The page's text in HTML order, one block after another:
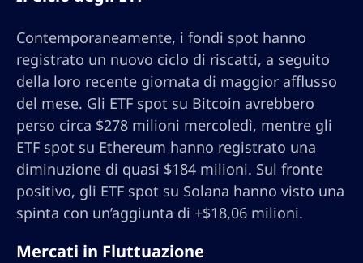
Contemporaneamente, i fondi spot hanno
registrato un nuovo ciclo di riscatti, a seguito
della loro recente giornata di maggior afflusso
del mese. Gli ETF spot su Bitcoin avrebbero
perso circa $278 milioni mercoledì, mentre gli
ETF spot su Ethereum hanno registrato una
diminuzione di quasi $184 milioni. Sul fronte
positivo, gli ETF spot su Solana hanno visto una
spinta con un’aggiunta di +$18,06 milioni.
Mercati in Fluttuazione